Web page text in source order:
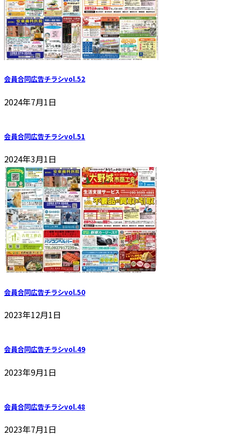
会員合同広告チラシvol.52
2024年7月1日
会員合同広告チラシvol.51
2024年3月1日
会員合同広告チラシvol.50
2023年12月1日
会員合同広告チラシvol.49
2023年9月1日
会員合同広告チラシvol.48
2023年7月1日